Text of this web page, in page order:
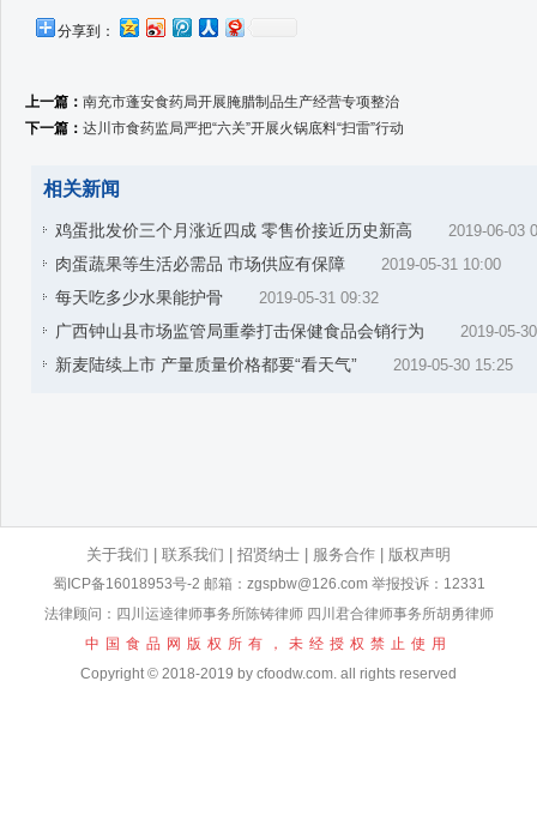
分享到：
上一篇： 南充市蓬安食药局开展腌腊制品生产经营专项整治
下一篇： 达川市食药监局严把“六关”开展火锅底料“扫雷”行动
相关新闻
鸡蛋批发价三个月涨近四成 零售价接近历史新高 2019-06-03
肉蛋蔬果等生活必需品 市场供应有保障 2019-05-31 10:00
每天吃多少水果能护骨 2019-05-31 09:32
广西钟山县市场监管局重拳打击保健食品会销行为 2019-05-
新麦陆续上市 产量质量价格都要“看天气” 2019-05-30 15:25
关于我们 联系我们 招贤纳士 服务合作 版权声明
蜀ICP备16018953号-2 邮箱：zgspbw@126.com 举报投诉：12331
法律顾问：四川运逵律师事务所陈铸律师 四川君合律师事务所胡勇律师
中国食品网版权所有，未经授权禁止使用
Copyright © 2018-2019 by cfoodw.com. all rights reserved